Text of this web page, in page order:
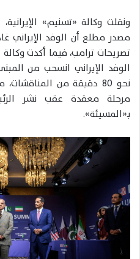
ونقلت وكالة «تسنيم»
مصدر مطلع أن الوفد الإيراني
تصريحات ترامب، فيما أكدت وكالة
الوفد الإيراني انسحب من
نحو 80 دقيقة من
مرحلة معقدة عقب نشر
بـ«المسيئة».